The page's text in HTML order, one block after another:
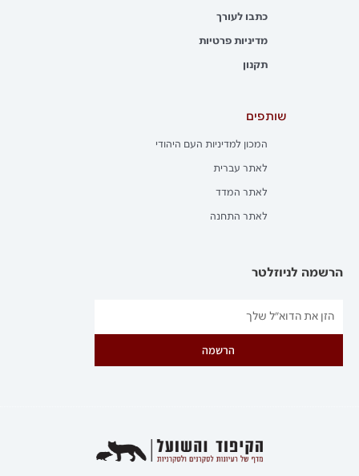
כתבו לעורך
מדיניות פרטיות
תקנון
שותפים
המכון למדיניות העם היהודי
לאתר עברית
לאתר המדד
לאתר התחנה
הרשמה לניוזלטר
הרשמה